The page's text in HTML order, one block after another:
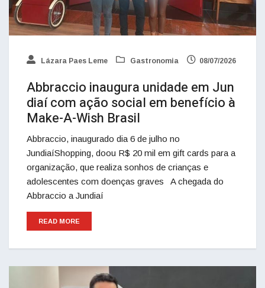
Lázara Paes Leme Gastronomia 08/07/2026
Abbraccio inaugura unidade em Jun
diaí com ação social em benefício à
Make-A-Wish Brasil
Abbraccio, inaugurado dia 6 de julho no
JundiaíShopping, doou R$ 20 mil em gift cards para a
organização, que realiza sonhos de crianças e
adolescentes com doenças graves A chegada do
Abbraccio a Jundiaí
READ MORE